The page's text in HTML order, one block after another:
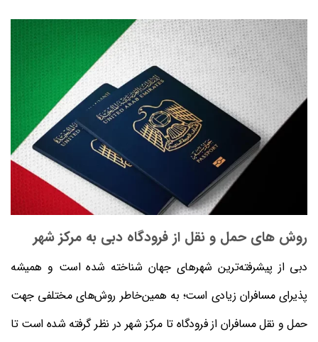
روش های حمل و نقل از فرودگاه دبی به مرکز شهر
دبی از پیشرفته‌ترین شهرهای جهان شناخته شده است و همیشه
پذیرای مسافران زیادی است؛ به همین‌خاطر روش‌های مختلفی جهت
حمل و نقل مسافران از فرودگاه تا مرکز شهر در نظر گرفته شده است تا